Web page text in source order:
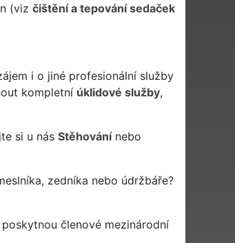
(viz čištění a tepování sedaček
i o jiné profesionální služby
kompletní úklidové služby,
si u nás Stěhovánínebo
zedníka nebo údržbáře?
členové mezinárodní